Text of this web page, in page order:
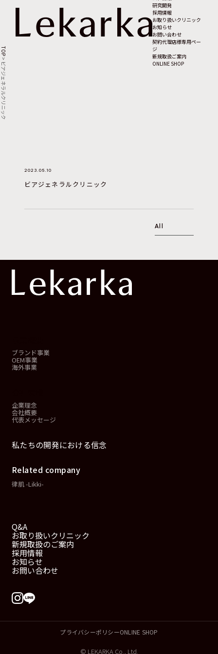
研究開発
採用情報
お取り扱いクリニック
お知らせ
お問い合わせ
契約代理店様専用ペー
ジ
新規取扱ご案内
ONLINE SHOP
TOP
>
ビアジェネラルクリニック
2023.05.10
ビアジェネラルクリニック
All
ブランド事業
OEM事業
海外事業
企業理念
会社概要
代表メッセージ
私たちの開発における信念
Related company
律肌 -Likki-
Q&A
お取り扱いクリニック
新規取扱のご案内
採用情報
お知らせ
お問い合わせ
プライバシーポリシーONLINE SHOP
© LEKARKA Co., Ltd.